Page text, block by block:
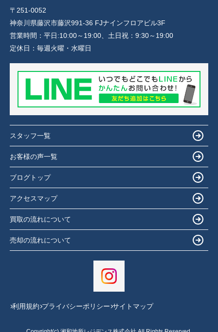
〒251-0052
神奈川県藤沢市藤沢991-36 FJナインフロアビル3F
営業時間： 平日:10:00～19:00、土日祝：9:30～19:00
定休日： 毎週火曜・水曜日
スタッフ一覧
お客様の声一覧
ブログトップ
アクセスマップ
買取の流れについて
売却の流れについて
利用規約 プライバシーポリシー サイトマップ